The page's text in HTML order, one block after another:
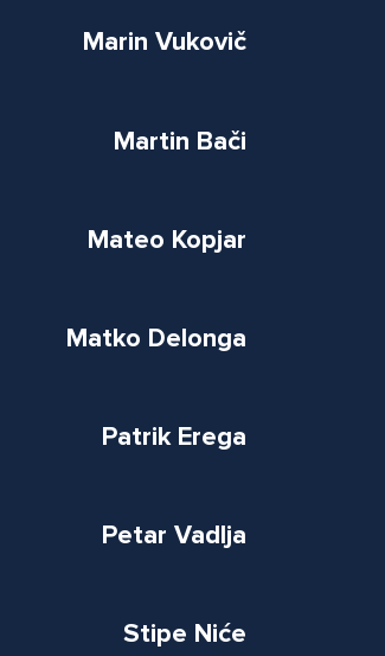
Marin Vukovič
Martin Bači
Mateo Kopjar
Matko Delonga
Patrik Erega
Petar Vadlja
Stipe Niće